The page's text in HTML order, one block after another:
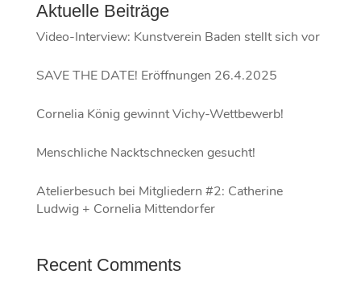
Aktuelle Beiträge
Video-Interview: Kunstverein Baden stellt sich vor
SAVE THE DATE! Eröffnungen 26.4.2025
Cornelia König gewinnt Vichy-Wettbewerb!
Menschliche Nacktschnecken gesucht!
Atelierbesuch bei Mitgliedern #2: Catherine
Ludwig + Cornelia Mittendorfer
Recent Comments